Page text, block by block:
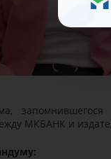
МКБАНК и